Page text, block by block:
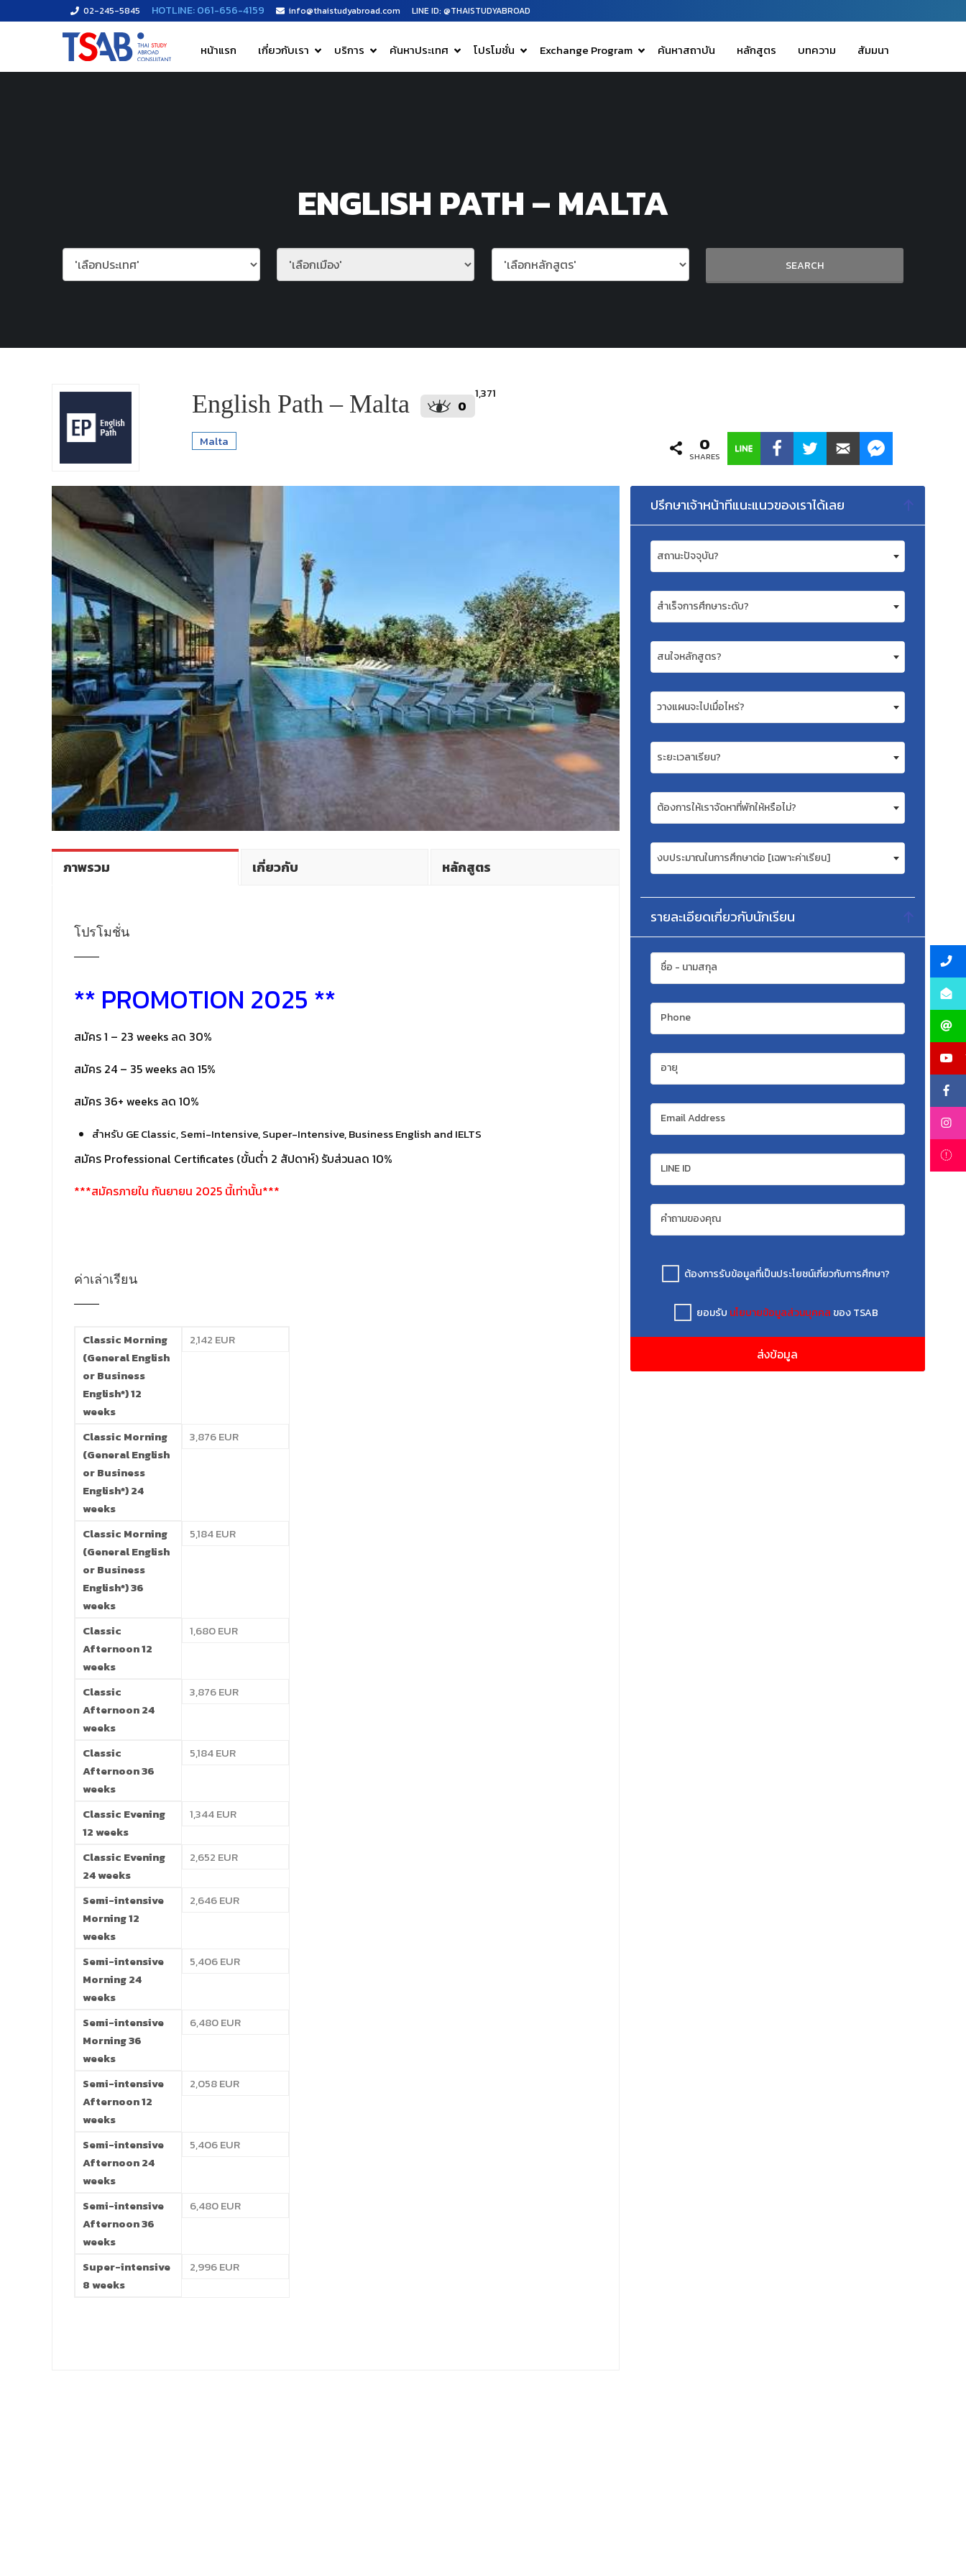
https://thaistudyabroad.com
02-245-5845 HOTLINE: 061-656-4159 info@thaistudyabroad.com LINE ID: @THAISTUDYABROAD
หน้าแรก เกี่ยวกับเรา บริการ ค้นหาประเทศ โปรโมชั่น Exchange Program ค้นหาสถาบัน หลักสูตร บทความ สัมมนา
ENGLISH PATH – MALTA
English Path – Malta 0
1,371
Malta 0
SHARES
ภาพรวม เกี่ยวกับ หลักสูตร
โปรโมชั่น
** PROMOTION 2025 **
สมัคร 1 – 23 weeks ลด 30%
สมัคร 24 – 35 weeks ลด 15%
สมัคร 36+ weeks ลด 10%
สำหรับ GE Classic, Semi-Intensive, Super-Intensive, Business English and IELTS
สมัคร Professional Certificates (ขั้นต่ำ 2 สัปดาห์) รับส่วนลด 10%
***สมัครภายใน กันยายน 2025 นี้เท่านั้น***
ค่าเล่าเรียน
Classic Morning
(General English
or Business
English*) 12
weeks
2,142 EUR
Classic Morning
(General English
or Business
English*) 24
weeks
3,876 EUR
Classic Morning
(General English
or Business
English*) 36
weeks
5,184 EUR
Classic
Afternoon 12
weeks
1,680 EUR
Classic
Afternoon 24
weeks
3,876 EUR
Classic
Afternoon 36
weeks
5,184 EUR
Classic Evening
12 weeks
1,344 EUR
Classic Evening
24 weeks
2,652 EUR
Semi-intensive
Morning 12
weeks
2,646 EUR
Semi-intensive
Morning 24
weeks
5,406 EUR
Semi-intensive
Morning 36
weeks
6,480 EUR
Semi-intensive
Afternoon 12
weeks
2,058 EUR
Semi-intensive
Afternoon 24
weeks
5,406 EUR
Semi-intensive
Afternoon 36
weeks
6,480 EUR
Super-intensive
8 weeks
2,996 EUR
ปรึกษาเจ้าหน้าทีแนะแนวของเราได้เลย
สถานะปัจจุบัน?
สำเร็จการศึกษาระดับ?
สนใจหลักสูตร?
วางแผนจะไปเมื่อไหร่?
ระยะเวลาเรียน?
ต้องการให้เราจัดหาที่พักให้หรือไม่?
งบประมาณในการศึกษาต่อ [เฉพาะค่าเรียน]
รายละเอียดเกี่ยวกับนักเรียน
ชื่อ - นามสกุล
Phone
อายุ
Email Address
LINE ID
คำถามของคุณ
ต้องการรับข้อมูลที่เป็นประโยชน์เกี่ยวกับการศึกษา?
ยอมรับ นโยบายข้อมูลส่วนบุคคล ของ TSAB
ส่งข้อมูล